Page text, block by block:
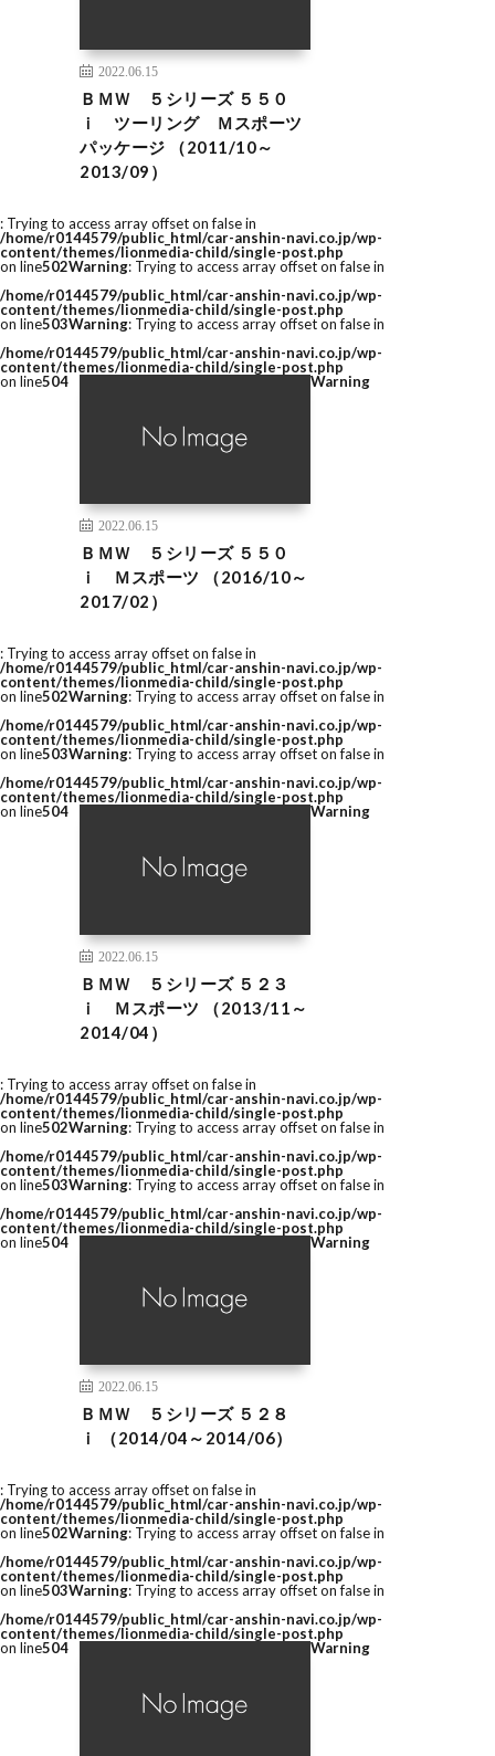
2022.06.15
ＢＭＷ ５シリーズ ５５０
ｉ ツーリング Ｍスポーツ
パッケージ （2011/10～
2013/09）
: Trying to access array offset on false in
/home/r0144579/public_html/car-anshin-navi.co.jp/wp-
content/themes/lionmedia-child/single-post.php
on line502Warning: Trying to access array offset on false in
/home/r0144579/public_html/car-anshin-navi.co.jp/wp-
content/themes/lionmedia-child/single-post.php
on line503Warning: Trying to access array offset on false in
/home/r0144579/public_html/car-anshin-navi.co.jp/wp-
content/themes/lionmedia-child/single-post.php
on line504
2022.06.15
ＢＭＷ ５シリーズ ５５０
ｉ Ｍスポーツ （2016/10～
2017/02）
Warning
: Trying to access array offset on false in
/home/r0144579/public_html/car-anshin-navi.co.jp/wp-
content/themes/lionmedia-child/single-post.php
on line502Warning: Trying to access array offset on false in
/home/r0144579/public_html/car-anshin-navi.co.jp/wp-
content/themes/lionmedia-child/single-post.php
on line503Warning: Trying to access array offset on false in
/home/r0144579/public_html/car-anshin-navi.co.jp/wp-
content/themes/lionmedia-child/single-post.php
on line504
2022.06.15
ＢＭＷ ５シリーズ ５２３
ｉ Ｍスポーツ （2013/11～
2014/04）
Warning
: Trying to access array offset on false in
/home/r0144579/public_html/car-anshin-navi.co.jp/wp-
content/themes/lionmedia-child/single-post.php
on line502Warning: Trying to access array offset on false in
/home/r0144579/public_html/car-anshin-navi.co.jp/wp-
content/themes/lionmedia-child/single-post.php
on line503Warning: Trying to access array offset on false in
/home/r0144579/public_html/car-anshin-navi.co.jp/wp-
content/themes/lionmedia-child/single-post.php
on line504
2022.06.15
ＢＭＷ ５シリーズ ５２８
ｉ （2014/04～2014/06）
Warning
: Trying to access array offset on false in
/home/r0144579/public_html/car-anshin-navi.co.jp/wp-
content/themes/lionmedia-child/single-post.php
on line502Warning: Trying to access array offset on false in
/home/r0144579/public_html/car-anshin-navi.co.jp/wp-
content/themes/lionmedia-child/single-post.php
on line503Warning: Trying to access array offset on false in
/home/r0144579/public_html/car-anshin-navi.co.jp/wp-
content/themes/lionmedia-child/single-post.php
on line504 Warning